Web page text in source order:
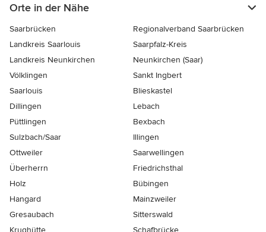
Orte in der Nähe
Saarbrücken
Regionalverband Saarbrücken
Landkreis Saarlouis
Saarpfalz-Kreis
Landkreis Neunkirchen
Neunkirchen (Saar)
Völklingen
Sankt Ingbert
Saarlouis
Blieskastel
Dillingen
Lebach
Püttlingen
Bexbach
Sulzbach/Saar
Illingen
Ottweiler
Saarwellingen
Überherrn
Friedrichsthal
Holz
Bübingen
Hangard
Mainzweiler
Gresaubach
Sitterswald
Krughütte
Schafbrücke